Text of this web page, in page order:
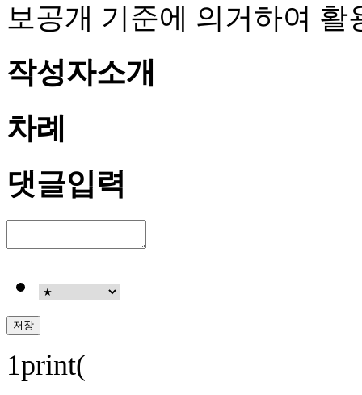
보공개 기준에 의거하여
작성자소개
차례
댓글입력
1print(